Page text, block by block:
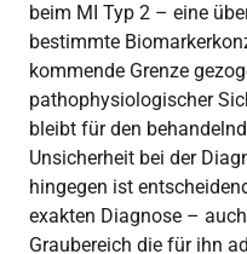
beim MI Typ 2 – eine
bestimmte
kommende Grenze
pathophysiologischer
bleibt für den
Unsicherheit bei der
hingegen ist
exakten Diagnose –
Graubereich die für ihn